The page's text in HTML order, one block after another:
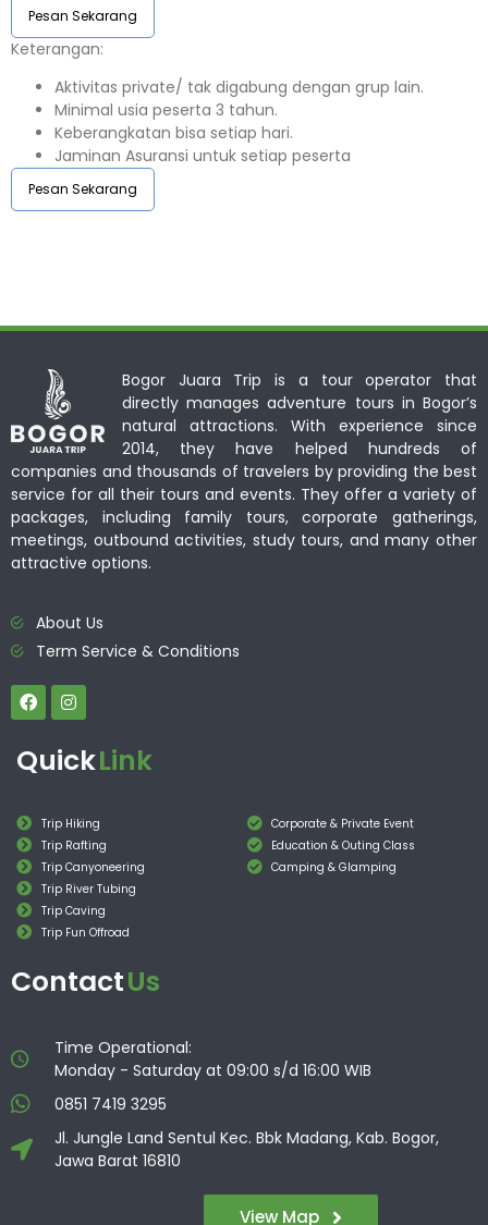
Pesan Sekarang
Keterangan:⁣⁣
Aktivitas private/ tak digabung dengan grup lain.
Minimal usia peserta 3 tahun.⁣⁣
Keberangkatan bisa setiap hari.⁣⁣
Jaminan Asuransi untuk setiap peserta ⁣⁣
Pesan Sekarang
Bogor Juara Trip is a tour operator that
directly manages adventure tours in Bogor’s
natural attractions. With experience since
2014, they have helped hundreds of
companies and thousands of travelers by providing the best
service for all their tours and events. They offer a variety of
packages, including family tours, corporate gatherings,
meetings, outbound activities, study tours, and many other
attractive options.
About Us
Term Service & Conditions
QuickLink
Trip Hiking
Trip Rafting
Trip Canyoneering
Trip River Tubing
Trip Caving
Trip Fun Offroad
Corporate & Private Event
Education & Outing Class
Camping & Glamping
ContactUs
Time Operational:
Monday - Saturday at 09:00 s/d 16:00 WIB
0851 7419 3295
Jl. Jungle Land Sentul Kec. Bbk Madang, Kab. Bogor,
Jawa Barat 16810
View Map